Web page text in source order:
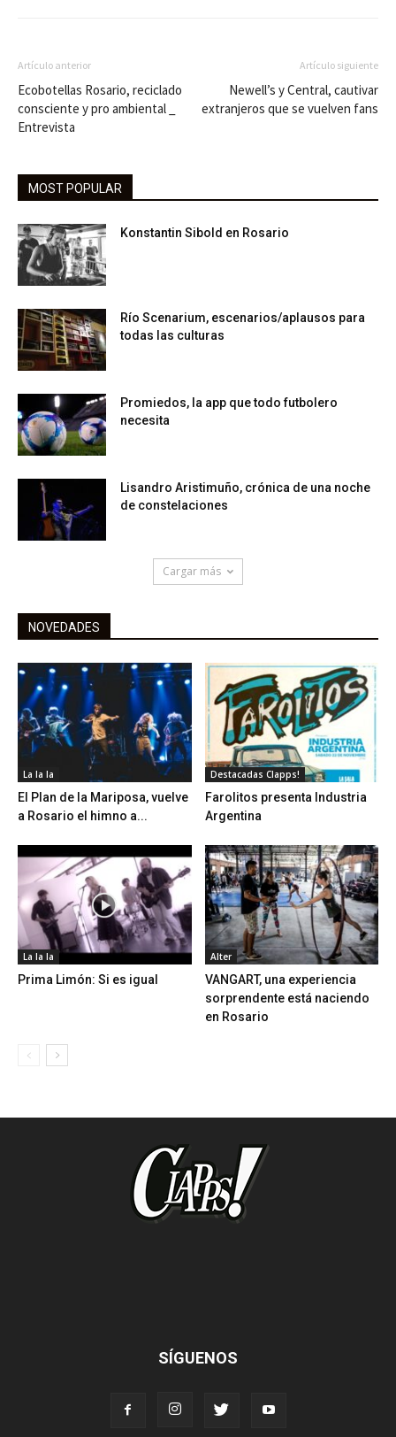
Artículo anterior
Ecobotellas Rosario, reciclado
consciente y pro ambiental _
Entrevista
Artículo siguiente
Newell’s y Central, cautivar
extranjeros que se vuelven fans
MOST POPULAR
Konstantin Sibold en Rosario
Río Scenarium, escenarios/aplausos para
todas las culturas
Promiedos, la app que todo futbolero
necesita
Lisandro Aristimuño, crónica de una noche
de constelaciones
Cargar más
NOVEDADES
La la la
El Plan de la Mariposa, vuelve
a Rosario el himno a...
Destacadas Clapps!
Farolitos presenta Industria
Argentina
La la la
Prima Limón: Si es igual
Alter
VANGART, una experiencia
sorprendente está naciendo
en Rosario
SÍGUENOS